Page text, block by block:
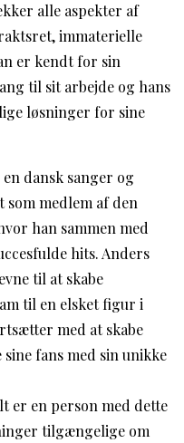
alle aspekter af
immaterielle
er kendt for sin
til sit arbejde og hans
løsninger for sine
dansk sanger og
som medlem af den
han sammen med
hits. Anders
til at skabe
til en elsket figur i
med at skabe
fans med sin unikke
er en person med dette
tilgængelige om